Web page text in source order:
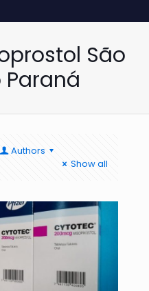
São
Paraná
Authors
Show all